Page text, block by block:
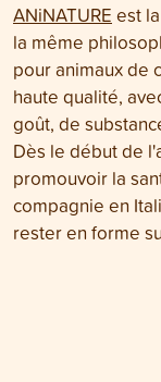
ANiNATURE est
la même
pour animaux de
haute qualité,
goût, de
Dès le début de
promouvoir la
compagnie en
rester en forme